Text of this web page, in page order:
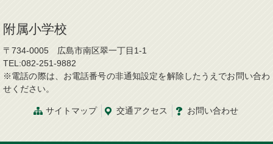
附属小学校
〒734-0005 広島市南区翠一丁目1-1
TEL:082-251-9882
※電話の際は、お電話番号の非通知設定を解除したうえでお問い合わ
せください。
サイトマップ 交通アクセス お問い合わせ